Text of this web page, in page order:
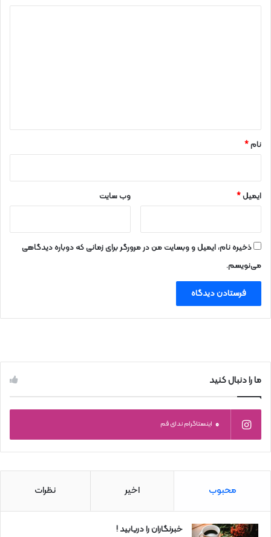
نام*
ایمیل* وب‌ سایت
ذخیره نام، ایمیل و وبسایت من در مرورگر برای زمانی که دوباره دیدگاهی
می‌نویسم.
ما را دنبال کنید
0 اینستاگرام ندای قم
محبوب اخیر نظرات
خبرنگاران را دریابید !